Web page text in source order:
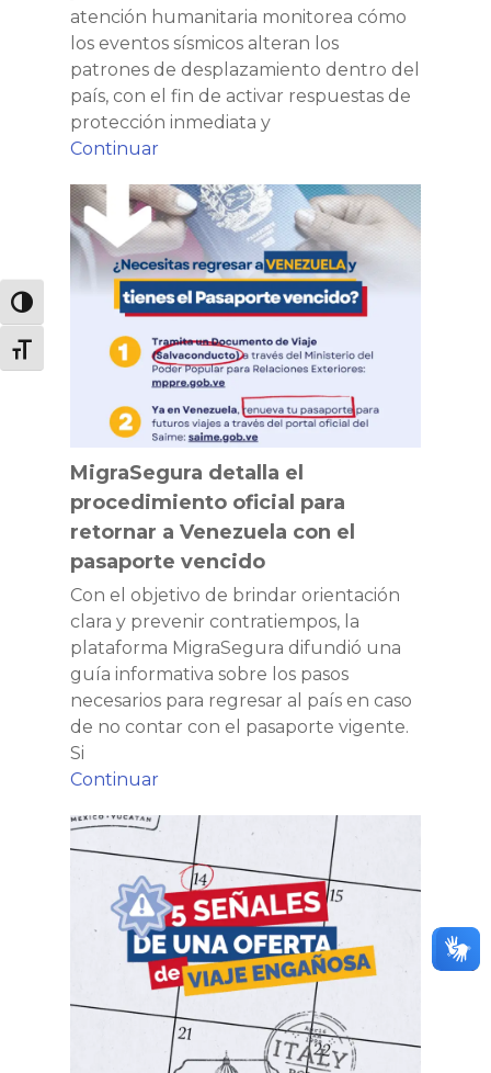
Alternar alto contraste
Alternar tamaño de letra
atención humanitaria monitorea cómo
los eventos sísmicos alteran los
patrones de desplazamiento dentro del
país, con el fin de activar respuestas de
protección inmediata y
ContinuarEl
de
los
eventos
sísmicos
en
movilidad
humana
interna
en
Venezuela
MigraSegura
detalla
el
procedimiento
retornar
Venezuela
pasaporte
vencido
MigraSegura detalla el
procedimiento oficial para
retornar a Venezuela con el
pasaporte vencido
Con el objetivo de brindar orientación
clara y prevenir contratiempos, la
plataforma MigraSegura difundió una
guía informativa sobre los pasos
necesarios para regresar al país en caso
de no contar con el pasaporte vigente.
Si
ContinuarMigraSegura
el
procedimiento
oficial
para
retornar
a
Venezuela
con
el
pasaporte
MigraSegura
y
Cáritas
alertan
sobre
ofertas
engañosas
para